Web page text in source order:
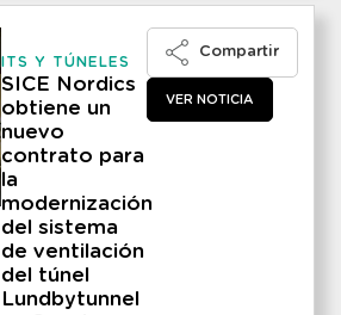
ITS Y TÚNELES
SICE Nordics
obtiene un
nuevo
contrato para
la
modernización
del sistema
de ventilación
del túnel
Lundbytunnel
Compartir
VER NOTICIA